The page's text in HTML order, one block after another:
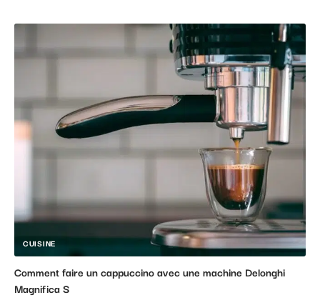
CUISINE
Comment faire un cappuccino avec une machine Delonghi
Magnifica S